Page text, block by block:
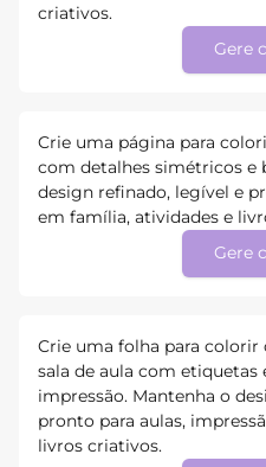
criativos.
Gere
Crie uma página para
com detalhes simétricos e
design refinado, legível e
em família, atividades e
Gere
Crie uma folha para
sala de aula com etiquetas
impressão. Mantenha o
pronto para aulas,
livros criativos.